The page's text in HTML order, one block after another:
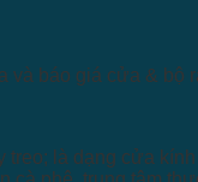
và báo giá cửa &
là dạng cửa